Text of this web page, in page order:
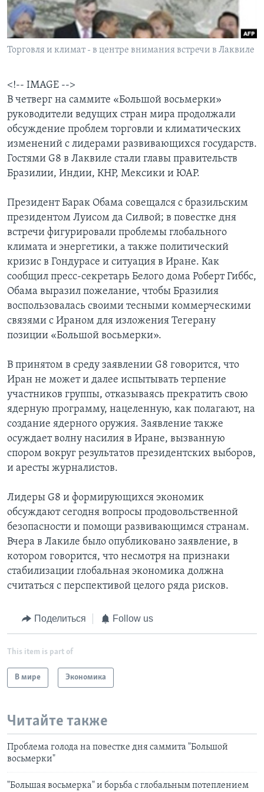
Learning English
СОЦИАЛЬНЫЕ СЕТИ
Языки
Торговля и климат - в центре внимания встречи в Лаквиле
<!-- IMAGE -->
В четверг на саммите «Большой восьмерки»
руководители ведущих стран мира продолжали
обсуждение проблем торговли и климатических
изменений с лидерами развивающихся государств.
Гостями G8 в Лаквиле стали главы правительств
Бразилии, Индии, КНР, Мексики и ЮАР.
Президент Барак Обама совещался с бразильским
президентом Луисом да Силвой; в повестке дня
встречи фигурировали проблемы глобального
климата и энергетики, а также политический
кризис в Гондурасе и ситуация в Иране. Как
сообщил пресс-секретарь Белого дома Роберт Гиббс,
Обама выразил пожелание, чтобы Бразилия
воспользовалась своими тесными коммерческими
связями с Ираном для изложения Тегерану
позиции «Большой восьмерки».
В принятом в среду заявлении G8 говорится, что
Иран не может и далее испытывать терпение
участников группы, отказываясь прекратить свою
ядерную программу, нацеленную, как полагают, на
создание ядерного оружия. Заявление также
осуждает волну насилия в Иране, вызванную
спором вокруг результатов президентских выборов,
и аресты журналистов.
Лидеры G8 и формирующихся экономик
обсуждают сегодня вопросы продовольственной
безопасности и помощи развивающимся странам.
Вчера в Лакиле было опубликовано заявление, в
котором говорится, что несмотря на признаки
стабилизации глобальная экономика должна
считаться с перспективой целого ряда рисков.
Поделиться Follow us
This item is part of
В мире Экономика
Читайте также
Проблема голода на повестке дня саммита "Большой
восьмерки"
"Большая восьмерка" и борьба с глобальным потеплением